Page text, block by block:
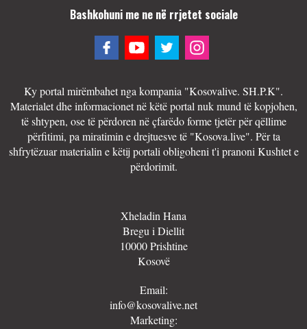
Bashkohuni me ne në rrjetet sociale
Ky portal mirëmbahet nga kompania "Kosovalive. SH.P.K".
Materialet dhe informacionet në këtë portal nuk mund të kopjohen,
të shtypen, ose të përdoren në çfarëdo forme tjetër për qëllime
përfitimi, pa miratimin e drejtuesve të "Kosova.live". Për ta
shfrytëzuar materialin e këtij portali obligoheni t'i pranoni Kushtet e
përdorimit.
Xheladin Hana
Bregu i Diellit
10000 Prishtine
Kosovë
Email:
info@kosovalive.net
Marketing: